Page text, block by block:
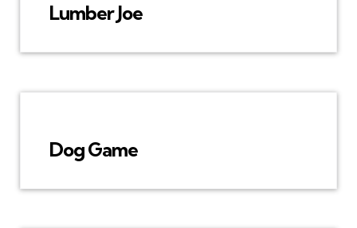
Lumber Joe
Dog Game